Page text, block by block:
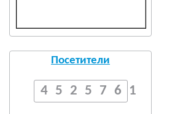
Посетители
4525761